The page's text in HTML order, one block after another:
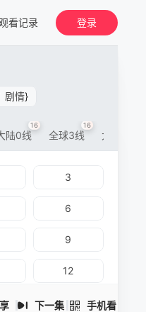
看记录 登录
剧情}
下一集 手机看
陆0线
16
全球3线
16
大陆5线
3
6
9
12
15